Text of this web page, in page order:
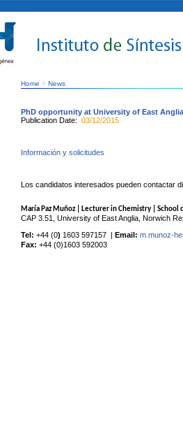
Home > News
PhD opportunity at University of East Anglia
Publication Date: 03/12/2015
Información y solicitudes
Los candidatos interesados pueden contactar
María Paz Muñoz | Lecturer in Chemistry | School
CAP 3.51, University of East Anglia, Norwich
Tel: +44 (0) 1603 597157 | Email: m.munoz-
Fax: +44 (0)1603 592003